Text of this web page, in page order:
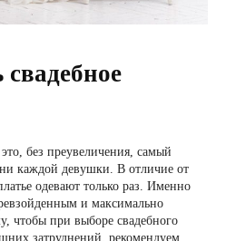
без преувеличения, самый
каждой девушки. В отличие от
одевают только раз. Именно
и максимально
чтобы при выборе свадебного
затруднений, рекомендуем